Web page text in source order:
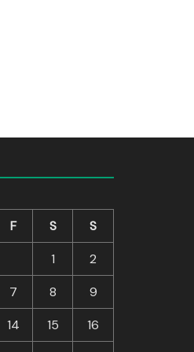
F S
S
1
2
7 8
9
14 15
16